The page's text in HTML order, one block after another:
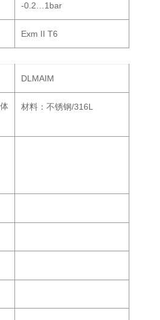
-0.2…1bar
Exm II T6
DLMAIM
材料：不锈钢/316L